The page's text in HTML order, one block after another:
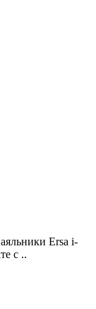
Ersa i-
с ..